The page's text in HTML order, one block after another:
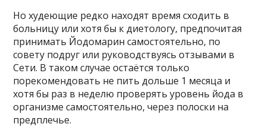
Но худеющие редко находят время сходить в
больницу или хотя бы к диетологу, предпочитая
принимать Йодомарин самостоятельно, по
совету подруг или руководствуясь отзывами в
Сети. В таком случае остаётся только
порекомендовать не пить дольше 1 месяца и
хотя бы раз в неделю проверять уровень йода в
организме самостоятельно, через полоски на
предплечье.